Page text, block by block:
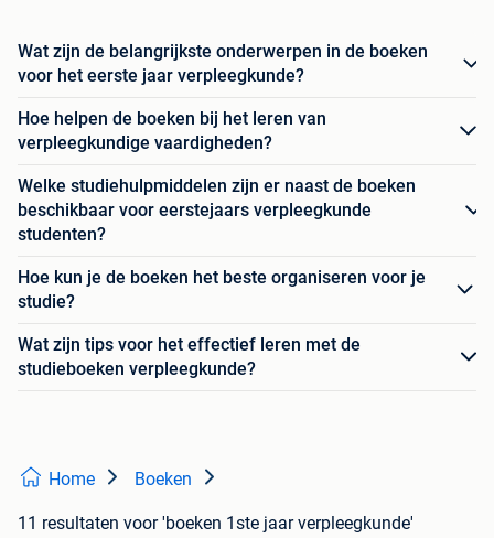
Wat zijn de belangrijkste onderwerpen in de boeken
voor het eerste jaar verpleegkunde?
Hoe helpen de boeken bij het leren van
verpleegkundige vaardigheden?
Welke studiehulpmiddelen zijn er naast de boeken
beschikbaar voor eerstejaars verpleegkunde
studenten?
Hoe kun je de boeken het beste organiseren voor je
studie?
Wat zijn tips voor het effectief leren met de
studieboeken verpleegkunde?
Home Boeken
11 resultaten voor 'boeken 1ste jaar verpleegkunde'